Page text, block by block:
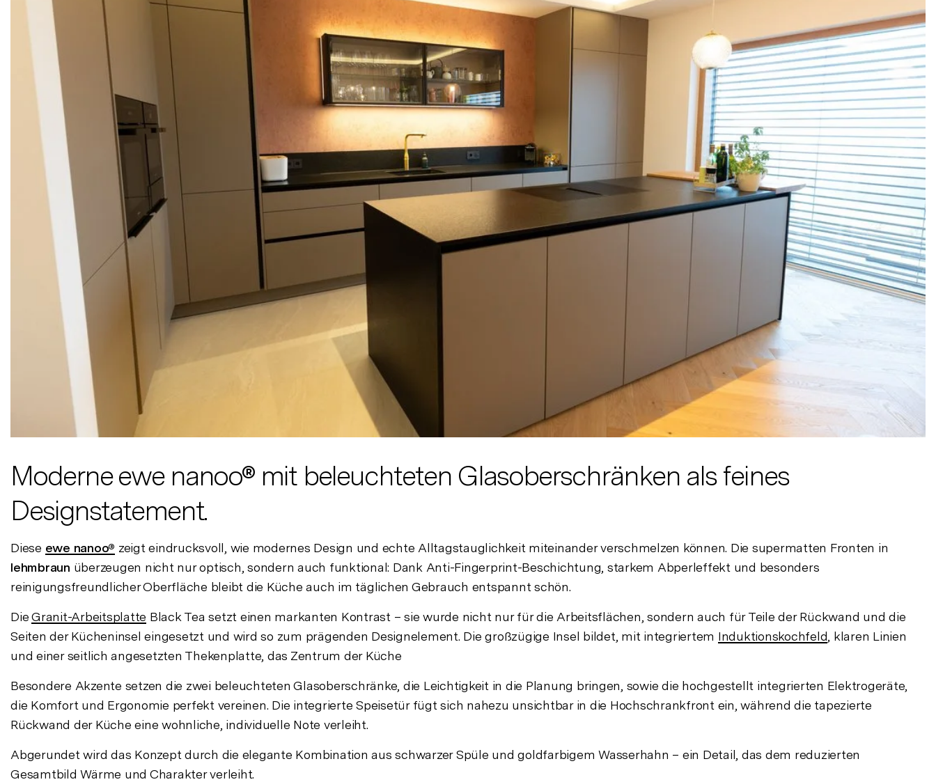
Moderne ewe nanoo® mit beleuchteten Glasoberschränken als feines
Designstatement.
Diese ewe nanoo® zeigt eindrucksvoll, wie modernes Design und echte Alltagstauglichkeit miteinander verschmelzen können. Die supermatten Fronten in
lehmbraun überzeugen nicht nur optisch, sondern auch funktional: Dank Anti-Fingerprint-Beschichtung, starkem Abperleffekt und besonders
reinigungsfreundlicher Oberfläche bleibt die Küche auch im täglichen Gebrauch entspannt schön.
DieGranit-Arbeitsplatte Black Tea setzt einen markanten Kontrast – sie wurde nicht nur für die Arbeitsflächen, sondern auch für Teile der Rückwand und die
Seiten der Kücheninsel eingesetzt und wird so zum prägenden Designelement. Die großzügige Insel bildet, mit integriertem Induktionskochfeld, klaren Linien
und einer seitlich angesetzten Thekenplatte, das Zentrum der Küche
Besondere Akzente setzen die zwei beleuchteten Glasoberschränke, die Leichtigkeit in die Planung bringen, sowie die hochgestellt integrierten Elektrogeräte,
die Komfort und Ergonomie perfekt vereinen. Die integrierte Speisetür fügt sich nahezu unsichtbar in die Hochschrankfront ein, während die tapezierte
Rückwand der Küche eine wohnliche, individuelle Note verleiht.
Abgerundet wird das Konzept durch die elegante Kombination aus schwarzer Spüle und goldfarbigem Wasserhahn – ein Detail, das dem reduzierten
Gesamtbild Wärme und Charakter verleiht.